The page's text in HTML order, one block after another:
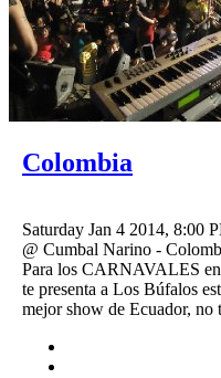
Colombia
Saturday Jan 4 2014, 8:00
@ Cumbal Narino -
Para los CARNAVALES
te presenta a Los Búfalos
mejor show de Ecuador,